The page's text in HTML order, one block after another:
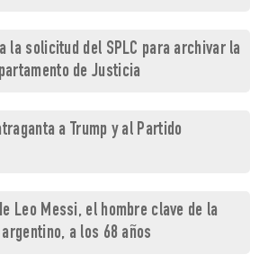
la solicitud del SPLC para archivar la
de Justicia
a Trump y al Partido
Leo Messi, el hombre clave de la
a los 68 años